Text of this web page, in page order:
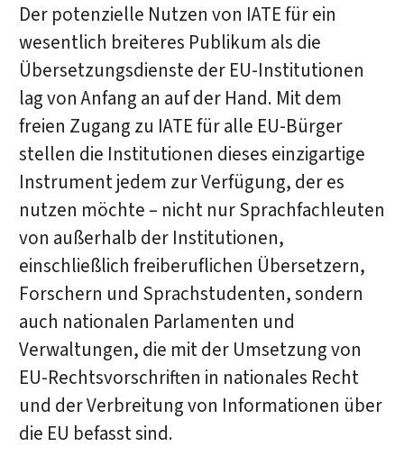
Der potenzielle Nutzen von IATE für ein
wesentlich breiteres Publikum als die
Übersetzungsdienste der EU-Institutionen
lag von Anfang an auf der Hand. Mit dem
freien Zugang zu IATE für alle EU-Bürger
stellen die Institutionen dieses einzigartige
Instrument jedem zur Verfügung, der es
nutzen möchte – nicht nur Sprachfachleuten
von außerhalb der Institutionen,
einschließlich freiberuflichen Übersetzern,
Forschern und Sprachstudenten, sondern
auch nationalen Parlamenten und
Verwaltungen, die mit der Umsetzung von
EU-Rechtsvorschriften in nationales Recht
und der Verbreitung von Informationen über
die EU befasst sind.